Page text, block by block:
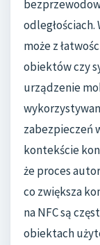
może z
obiektów czy
urządzenie
zabezpieczeń
kontekście
że proces
co zwiększa
na NFC są
obiektach